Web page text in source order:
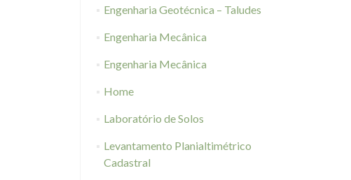
Engenharia Geotécnica – Taludes
Engenharia Mecânica
Engenharia Mecânica
Home
Laboratório de Solos
Levantamento Planialtimétrico
Cadastral